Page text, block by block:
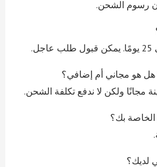
رسوم الشحن.
هو مجاني أم إضافي؟
مجانًا ولكن لا ندفع تكلفة الشحن.
بك؟
لديك؟